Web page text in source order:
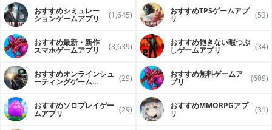
おすすめシミュレー
ションゲームアプリ (1,645) おすすめTPSゲームアプ
リ (53)
おすすめ最新・新作
スマホゲームアプリ (8,639) おすすめ飽きない暇つぶ
しゲームアプリ (34)
おすすめオンラインシュ
ーティングゲーム (29) おすすめ無料ゲームア
プリ (609)
おすすめソロプレイゲー
ムアプリ (29) おすすめ MMORPGアプ
リ (31)